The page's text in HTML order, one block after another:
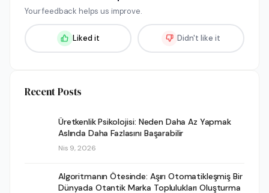
Your feedback helps us improve.
Liked it Didn't like it
Recent Posts
Üretkenlik Psikolojisi: Neden Daha Az Yapmak
Aslında Daha Fazlasını Başarabilir
Nis 9, 2026
Algoritmanın Ötesinde: Aşırı Otomatikleşmiş Bir
Dünyada Otantik Marka Toplulukları Oluşturma